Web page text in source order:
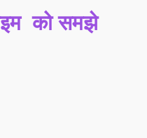
को समझे